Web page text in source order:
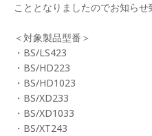
こととなりましたのでお知らせ
＜対象製品型番＞
・BS/LS423
・BS/HD223
・BS/HD1023
・BS/XD233
・BS/XD1033
・BS/XT243